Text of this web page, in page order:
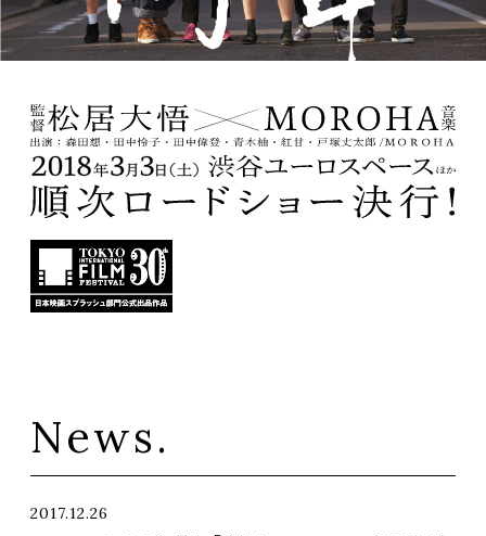
News.
2017.12.26